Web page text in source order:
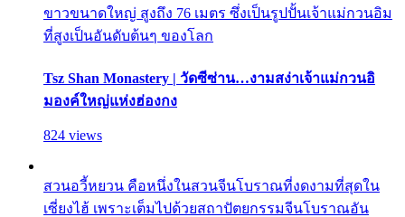
ขาวขนาดใหญ่ สูงถึง 76 เมตร ซึ่งเป็นรูปปั้นเจ้าแม่กวนอิม
ที่สูงเป็นอันดับต้นๆ ของโลก
Tsz Shan Monastery | วัดซีซ่าน…งามสง่าเจ้าแม่กวนอิ
มองค์ใหญ่แห่งฮ่องกง
824 views
สวนอวี้หยวน คือหนึ่งในสวนจีนโบราณที่งดงามที่สุดใน
เซี่ยงไฮ้ เพราะเต็มไปด้วยสถาปัตยกรรมจีนโบราณอัน